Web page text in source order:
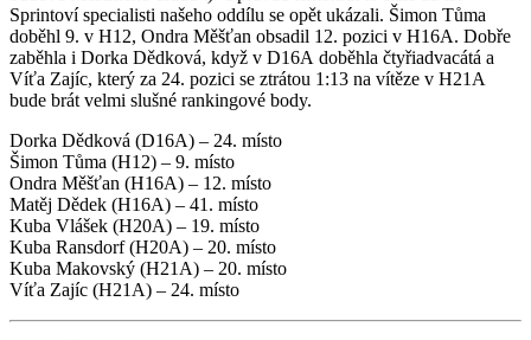
Sprintoví specialisti našeho oddílu se opět ukázali. Šimon Tůma
doběhl 9. v H12, Ondra Měšťan obsadil 12. pozici v H16A. Dobře
zaběhla i Dorka Dědková, když v D16A doběhla čtyřiadvacátá a
Víťa Zajíc, který za 24. pozici se ztrátou 1:13 na vítěze v H21A
bude brát velmi slušné rankingové body.
Dorka Dědková (D16A) – 24. místo
Šimon Tůma (H12) – 9. místo
Ondra Měšťan (H16A) – 12. místo
Matěj Dědek (H16A) – 41. místo
Kuba Vlášek (H20A) – 19. místo
Kuba Ransdorf (H20A) – 20. místo
Kuba Makovský (H21A) – 20. místo
Víťa Zajíc (H21A) – 24. místo